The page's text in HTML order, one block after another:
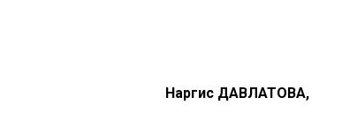
Наргис ДАВЛАТОВА,